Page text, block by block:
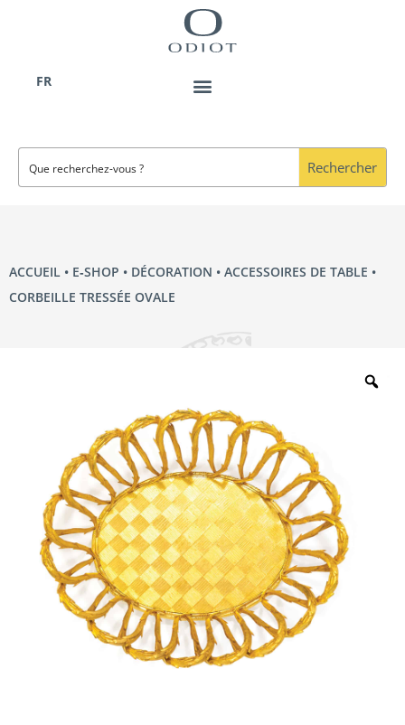
FR
Rechercher
ACCUEIL • E‑SHOP • DÉCORATION • ACCESSOIRES DE TABLE •
CORBEILLE TRESSÉE OVALE